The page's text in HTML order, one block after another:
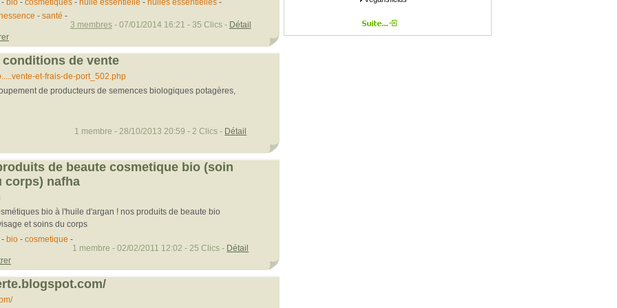
bio cosmétiques huile essentielle huiles essentielles
- santé -
3 membres- 07/01/2014 16:21 - 35 Clics - Détail
de vente
et-frais-de-port_502.php
de producteurs de semences biologiques potagères,
1 membre - 28/10/2013 20:59 - 2 Clics - Détail
de beaute cosmetique bio (soin
corps) nafha
bio à l'huile d'argan ! nos produits de beaute bio
et soins du corps
bio - cosmetique -
1 membre - 02/02/2011 12:02 - 25 Clics - Détail